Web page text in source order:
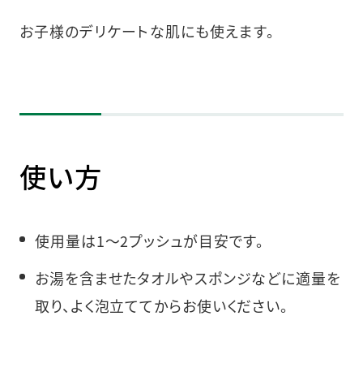
お子様のデリケートな肌にも使えます。
使い方
使用量は1～2プッシュが目安です。
お湯を含ませたタオルやスポンジなどに適量を
取り、よく泡立ててからお使いください。